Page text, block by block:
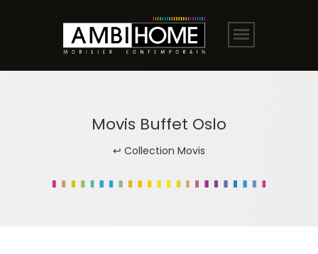
Movis Buffet Oslo
↩ Collection Movis